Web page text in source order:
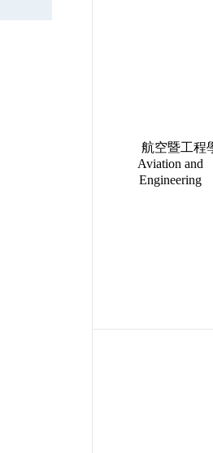
航空暨工程
Aviation and
Engineering